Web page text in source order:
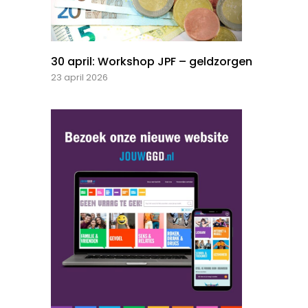
30 april: Workshop JPF – geldzorgen
23 april 2026